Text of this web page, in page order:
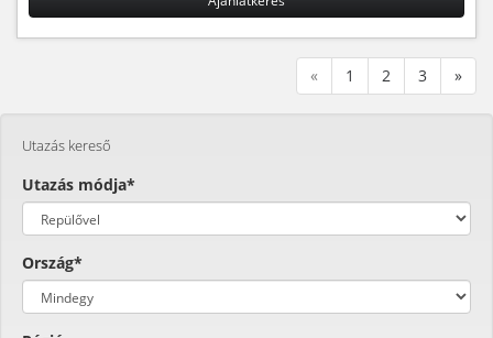
« 1 2 3 »
Utazás kereső
Utazás módja*
Ország*